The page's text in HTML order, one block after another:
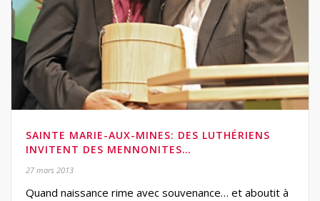
SAINTE MARIE-AUX-MINES: DES LUTHÉRIENS
INVITENT DES MENNONITES…
27 mars 2013
Quand naissance rime avec souvenance… et aboutit à